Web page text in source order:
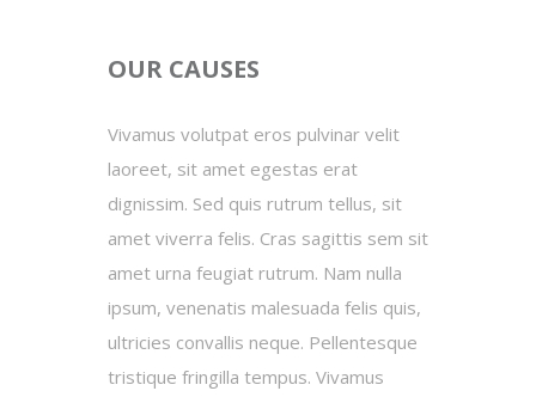
OUR CAUSES
Vivamus volutpat eros pulvinar velit
laoreet, sit amet egestas erat
dignissim. Sed quis rutrum tellus, sit
amet viverra felis. Cras sagittis sem sit
amet urna feugiat rutrum. Nam nulla
ipsum, venenatis malesuada felis quis,
ultricies convallis neque. Pellentesque
tristique fringilla tempus. Vivamus